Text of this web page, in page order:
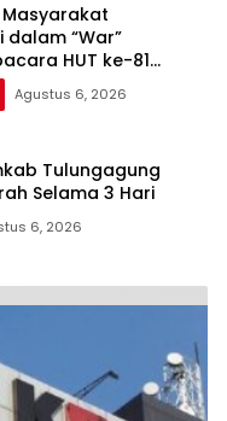
Masyarakat
“War”
HUT ke-81
Agustus 6, 2026
Tulungagung
Selama 3 Hari
6, 2026